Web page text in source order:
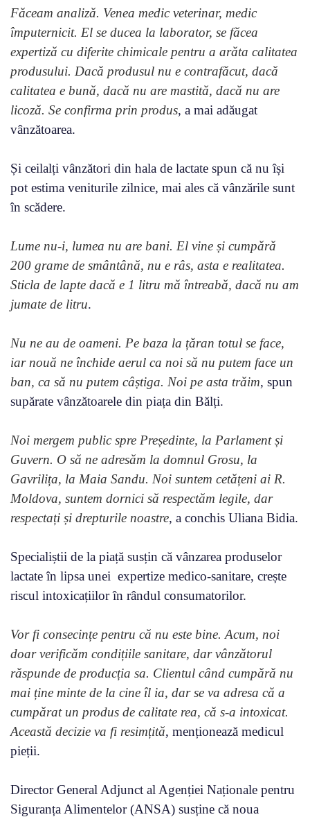
Făceam analiză. Venea medic veterinar, medic
împuternicit. El se ducea la laborator, se făcea
expertiză cu diferite chimicale pentru a arăta calitatea
produsului. Dacă produsul nu e contrafăcut, dacă
calitatea e bună, dacă nu are mastită, dacă nu are
licoză. Se confirma prin produs, a mai adăugat
vânzătoarea.
Și ceilalți vânzători din hala de lactate spun că nu își
pot estima veniturile zilnice, mai ales că vânzările sunt
în scădere.
Lume nu-i, lumea nu are bani. El vine și cumpără
200 grame de smântână, nu e râs, asta e realitatea.
Sticla de lapte dacă e 1 litru mă întreabă, dacă nu am
jumate de litru.
Nu ne au de oameni. Pe baza la țăran totul se face,
iar nouă ne închide aerul ca noi să nu putem face un
ban, ca să nu putem câștiga. Noi pe asta trăim, spun
supărate vânzătoarele din piața din Bălți.
Noi mergem public spre Președinte, la Parlament și
Guvern. O să ne adresăm la domnul Grosu, la
Gavrilița, la Maia Sandu. Noi suntem cetățeni ai R.
Moldova, suntem dornici să respectăm legile, dar
respectați și drepturile noastre, a conchis Uliana Bidia.
Specialiștii de la piață susțin că vânzarea produselor
lactate în lipsa unei expertize medico-sanitare, crește
riscul intoxicațiilor în rândul consumatorilor.
Vor fi consecințe pentru că nu este bine. Acum, noi
doar verificăm condițiile sanitare, dar vânzătorul
răspunde de producția sa. Clientul când cumpără nu
mai ține minte de la cine îl ia, dar se va adresa că a
cumpărat un produs de calitate rea, că s-a intoxicat.
Această decizie va fi resimțită, menționează medicul
pieții.
Director General Adjunct al Agenției Naționale pentru
Siguranța Alimentelor (ANSA) susține că noua